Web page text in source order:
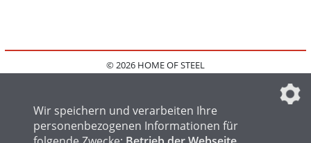
© 2026 HOME OF STEEL
IMPRESSUM
FAQ
DATENSCHUTZEINSTELLUNGEN
Wir speichern und verarbeiten Ihre
personenbezogenen Informationen für